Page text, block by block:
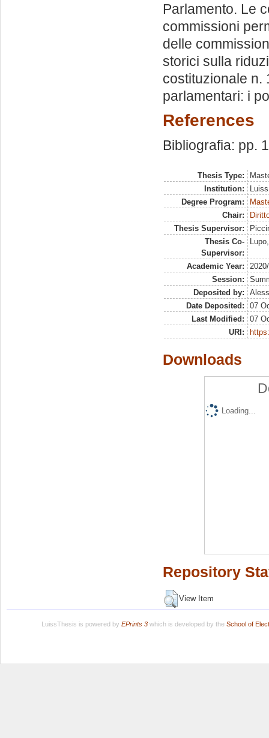
Parlamento. Le
commissioni
delle
storici sulla
costituzionale n.
parlamentari: i
References
Bibliografia: pp.
Thesis Type:
Institution:
Degree Program:
Chair:
Thesis Supervisor:
Thesis Co-
Supervisor:
Academic Year:
Session:
Deposited by:
Date Deposited:
07
Last Modified:
07
URI:
Downloads
Loading...
Repository
View Item
LuissThesis is powered by EPrints 3which is developed by the School of